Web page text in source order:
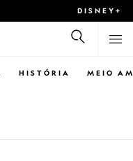
DISNEY+
HISTÓRIA MEIO